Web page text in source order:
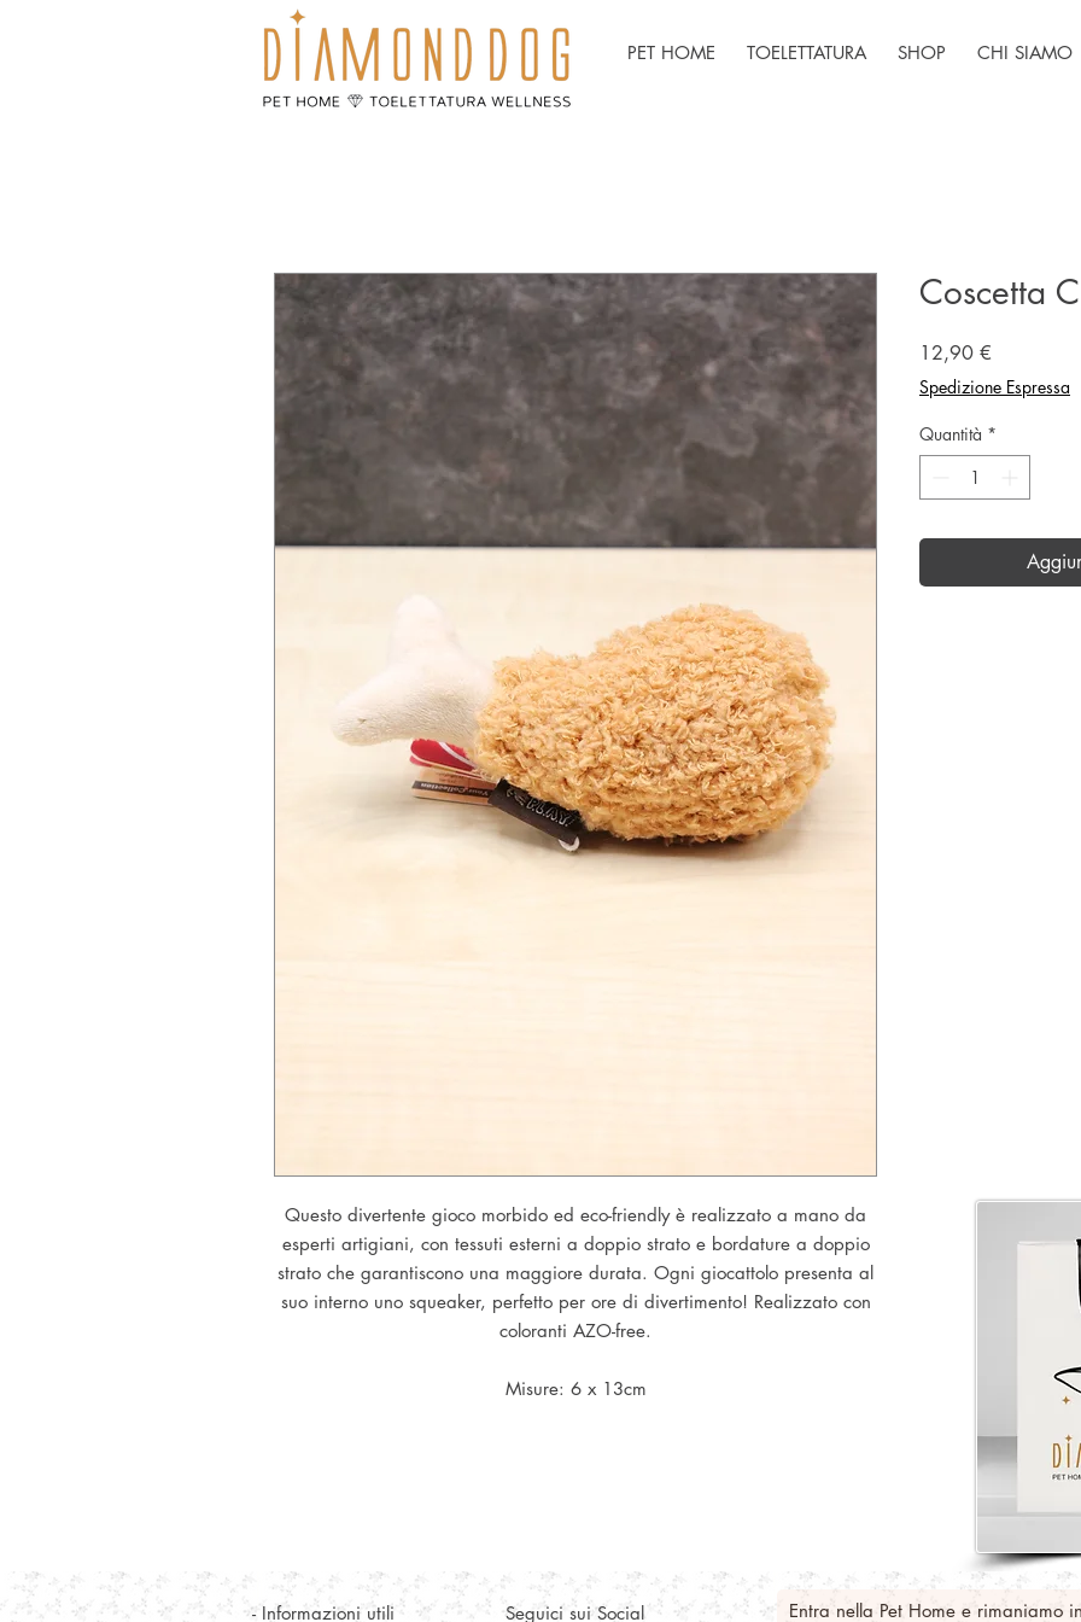
PET HOME TOELETTATURA SHOP CHI SIAMO
Questo divertente gioco morbido ed eco-friendly è realizzato a mano da
esperti artigiani, con tessuti esterni a doppio strato e bordature a doppio
strato che garantiscono una maggiore durata. Ogni giocattolo presenta al
suo interno uno squeaker, perfetto per ore di divertimento! Realizzato con
coloranti AZO-free.
Misure: 6 x 13cm
Coscetta
12,90 €
Spedizione Espressa
Quantità *
- Informazioni utili Seguici sui Social Entra nella Pet Home e rimaniamo